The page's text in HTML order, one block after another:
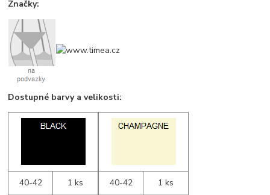
Značky:
Dostupné barvy a velikosti:
40-42
1 ks
40-42
1 ks